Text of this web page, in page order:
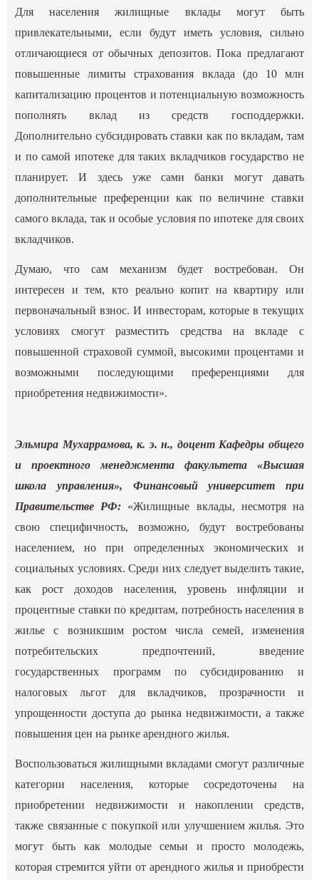
Для населения жилищные вклады могут быть
привлекательными, если будут иметь условия, сильно
отличающиеся от обычных депозитов. Пока предлагают
повышенные лимиты страхования вклада (до 10 млн
капитализацию процентов и потенциальную возможность
пополнять вклад из средств господдержки.
Дополнительно субсидировать ставки как по вкладам, там
и по самой ипотеке для таких вкладчиков государство не
планирует. И здесь уже сами банки могут давать
дополнительные преференции как по величине ставки
самого вклада, так и особые условия по ипотеке для своих
вкладчиков.
Думаю, что сам механизм будет востребован. Он
интересен и тем, кто реально копит на квартиру или
первоначальный взнос. И инвесторам, которые в текущих
условиях смогут разместить средства на вкладе с
повышенной страховой суммой, высокими процентами и
возможными последующими преференциями для
приобретения недвижимости».
Эльмира Мухаррамова, к. э. н., доцент Кафедры общего
и проектного менеджмента факультета «Высшая
школа управления», Финансовый университет при
Правительстве РФ: «Жилищные вклады, несмотря на
свою специфичность, возможно, будут востребованы
населением, но при определенных экономических и
социальных условиях. Среди них следует выделить такие,
как рост доходов населения, уровень инфляции и
процентные ставки по кредитам, потребность населения в
жилье с возникшим ростом числа семей, изменения
потребительских предпочтений, введение
государственных программ по субсидированию и
налоговых льгот для вкладчиков, прозрачности и
упрощенности доступа до рынка недвижимости, а также
повышения цен на рынке арендного жилья.
Воспользоваться жилищными вкладами смогут различные
категории населения, которые сосредоточены на
приобретении недвижимости и накоплении средств,
также связанные с покупкой или улучшением жилья. Это
могут быть как молодые семьи и просто молодежь,
которая стремится уйти от арендного жилья и приобрести